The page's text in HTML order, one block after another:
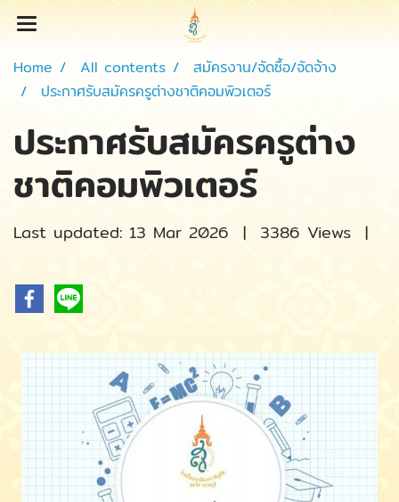
Home All contents
สมัครงาน/จัดซื้อ/จัดจ้าง
ประกาศรับสมัครครูต่างชาติคอมพิวเตอร์
ประกาศรับสมัครครูต่าง
ชาติคอมพิวเตอร์
Last updated: 13 Mar 2026 | 3386 Views |